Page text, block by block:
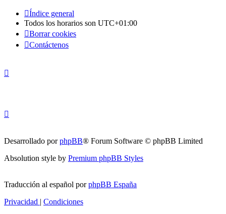
Índice general
Todos los horarios son UTC+01:00
Borrar cookies
Contáctenos
Desarrollado porphpBB® Forum Software © phpBB Limited
Absolution style by Premium phpBB Styles
Traducción al español porphpBB España
Privacidad
Condiciones